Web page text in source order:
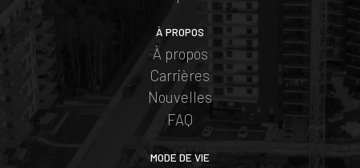
À PROPOS
À propos
Carrières
Nouvelles
FAQ
MODE DE VIE